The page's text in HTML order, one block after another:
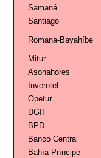
Samaná
Santiago
Romana-Bayahíbe
Mitur
Asonahores
Inverotel
Opetur
DGII
BPD
Banco Central
Bahía Príncipe